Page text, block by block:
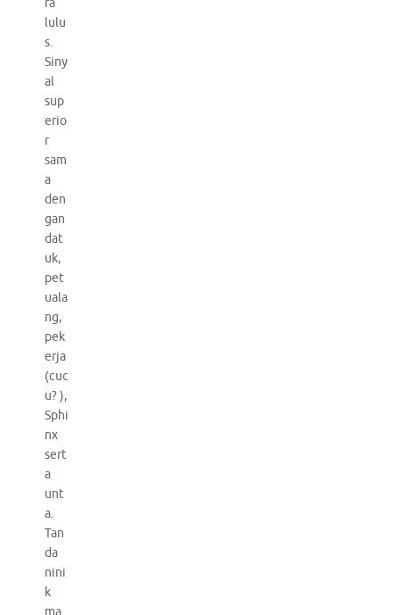
lulu
s.
Siny
al
sup
erio
r
sam
a
den
gan
dat
uk,
pet
uala
ng,
pek
erja
(cuc
u? ),
Sphi
nx
sert
a
unt
a.
Tan
da
nini
k
ma